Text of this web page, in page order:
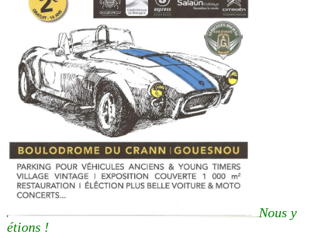
Nous y
étions !